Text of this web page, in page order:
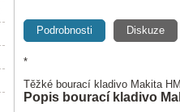
Podrobnosti Diskuze
*
Těžké bourací kladivo Makita
Popis bourací kladivo